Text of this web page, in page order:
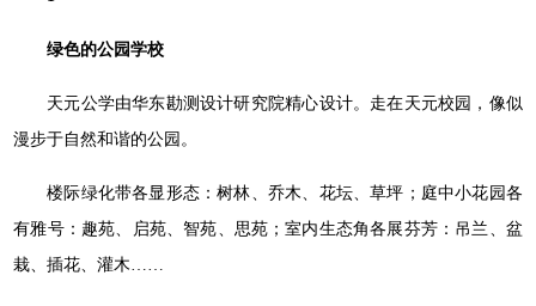
绿色的公园学校
天元公学由华东勘测设计研究院精心设计。⾛在天元校园，像似
漫步于⾃然和谐的公园。
楼际绿化带各显形态：树林、乔⽊、花坛、草坪；庭中⼩花园各
有雅号：趣苑、启苑、智苑、思苑；室内⽣态⻆各展芬芳：吊兰、盆
栽、插花、灌⽊……